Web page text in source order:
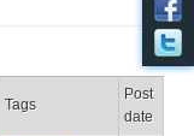
Tags
Post
date